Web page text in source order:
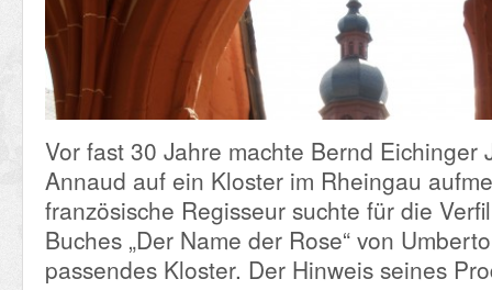
Vor fast 30 Jahre machte Bernd Eichinger
Annaud auf ein Kloster im Rheingau
französische Regisseur suchte für die
Buches „Der Name der Rose“ von
passendes Kloster. Der Hinweis seines